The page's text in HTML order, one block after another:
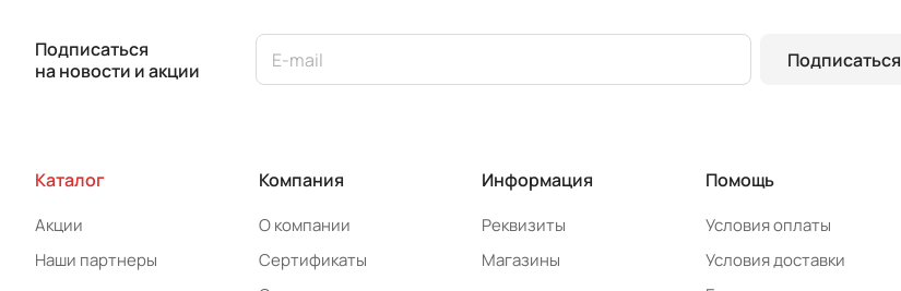
Подписаться
на новости и акции
Подписаться
Каталог
Акции
Наши партнеры
Компания
О компании
Сертификаты
Информация
Реквизиты
Магазины
Помощь
Условия оплаты
Условия доставки